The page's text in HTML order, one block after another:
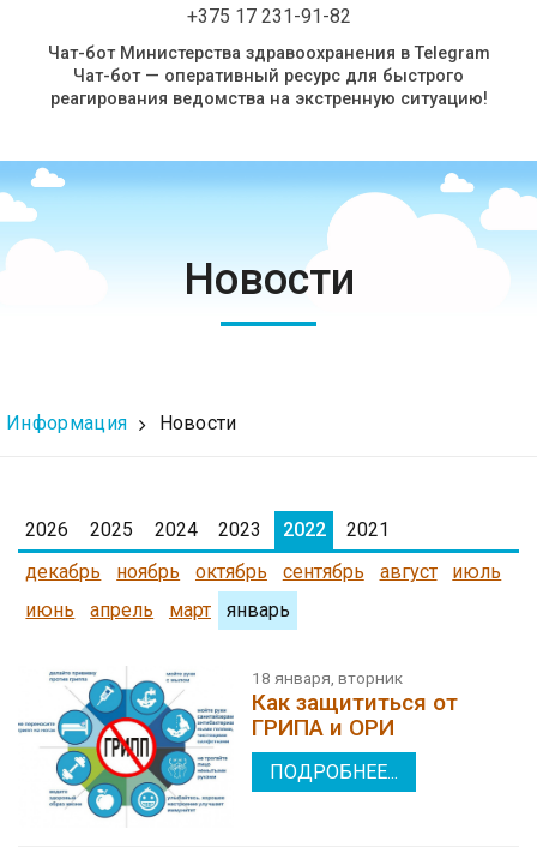
+375 17 231-91-82
Чат-бот Министерства здравоохранения в Telegram
Чат-бот — оперативный ресурс для быстрого
реагирования ведомства на экстренную ситуацию!
Новости
Информация Новости
2026 2025 2024 2023 2022
2021
декабрь
ноябрь октябрь сентябрь август
июль
июнь
апрель март январь
18 января, вторник
Как защититься от
ГРИПА и ОРИ
ПОДРОБНЕЕ...